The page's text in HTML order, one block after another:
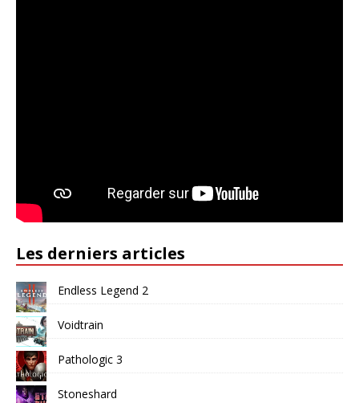
Les derniers articles
Endless Legend 2
Voidtrain
Pathologic 3
Stoneshard